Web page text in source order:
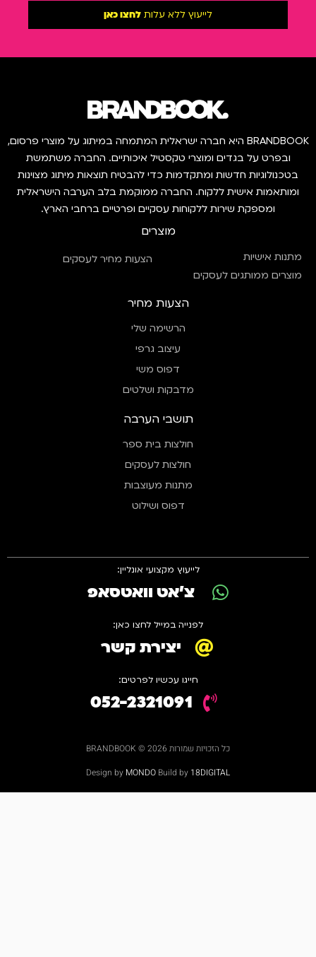
לייעוץ ללא עלות לחצו כאן
BRANDBOOK היא חברה ישראלית המתמחה במיתוג על מוצרי פרסום,
ובפרט על בגדים ומוצרי טקסטיל איכותיים. החברה משתמשת
בטכנולוגיות חדשות ומתקדמות כדי להבטיח תוצאות מיתוג מצוינות
ומותאמות אישית ללקוח. החברה ממוקמת בלב הערבה הישראלית
ומספקת שירות ללקוחות עסקיים ופרטיים ברחבי הארץ.
מוצרים
מתנות אישיות
מוצרים ממותגים לעסקים
הצעות מחיר לעסקים
הצעות מחיר
הרשימה שלי
עיצוב גרפי
דפוס משי
מדבקות ושלטים
תושבי הערבה
חולצות בית ספר
חולצות לעסקים
מתנות מעוצבות
דפוס ושילוט
לייעוץ מקצועי אונליין:
צ'אט וואטסאפ
לפנייה במייל לחצו כאן:
יצירת קשר
חייגו עכשיו לפרטים:
052-2321091
כל הזכויות שמורות 2026 © BRANDBOOK
Design by MONDO Build by 18DIGITAL